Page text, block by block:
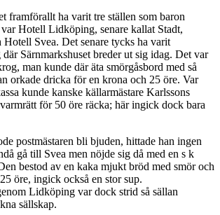
framförallt ha varit tre ställen som baron
Hotell Lidköping, senare kallat Stadt,
Hotell Svea. Det senare tycks ha varit
Särnmarkshuset breder ut sig idag. Det var
man kunde där äta smörgåsbord med så
orkade dricka för en krona och 25 öre. Var
kunde kanske källarmästare Karlssons
för 50 öre räcka; här ingick dock bara
postmästaren bli bjuden, hittade han ingen
gå till Svea men nöjde sig då med en s k
bestod av en kaka mjukt bröd med smör och
öre, ingick också en stor sup.
Lidköping var dock strid så sällan
sällskap.